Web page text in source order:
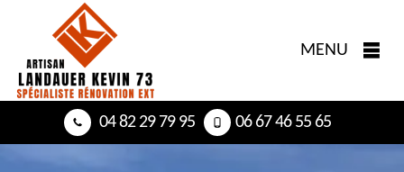
MENU
04 82 29 79 95 06 67 46 55 65